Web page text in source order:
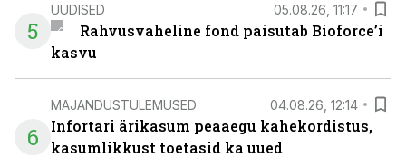
5
UUDISED 05.08.26, 11:17
Rahvusvaheline fond paisutab Bioforce’i
kasvu
6
MAJANDUSTULEMUSED 04.08.26, 12:14
Infortari ärikasum peaaegu kahekordistus,
kasumlikkust toetasid ka uued